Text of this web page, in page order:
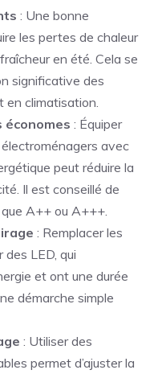
: Une bonne
les pertes de chaleur
en été. Cela se
significative des
en climatisation.
économes : Équiper
électroménagers avec
peut réduire la
Il est conseillé de
A++ ou A+++.
: Remplacer les
des LED, qui
et ont une durée
démarche simple
: Utiliser des
permet d’ajuster la